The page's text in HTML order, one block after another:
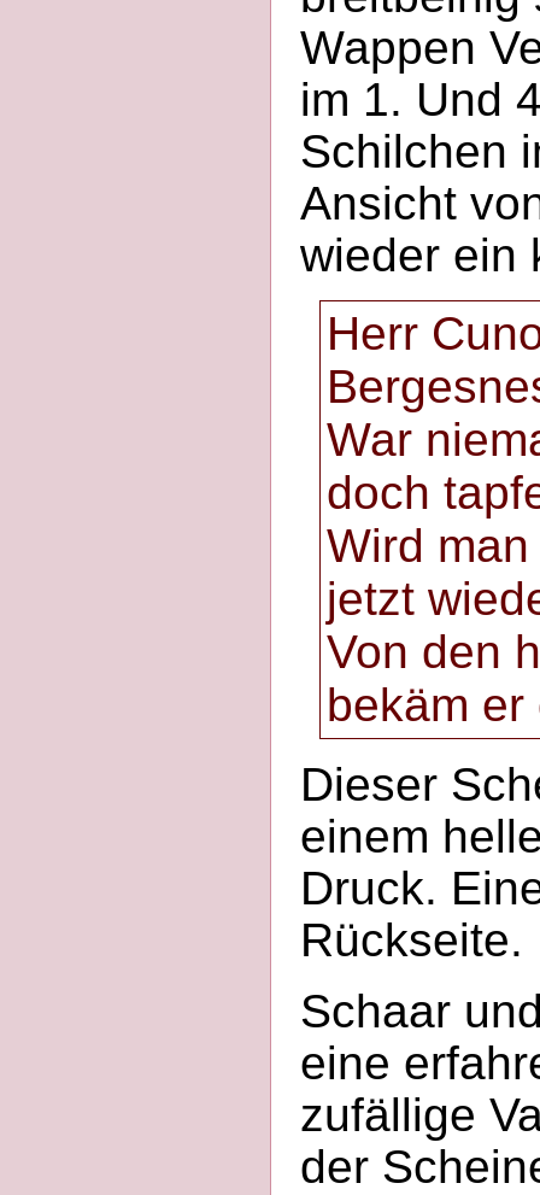
Wappen
im 1. Und
Schilchen
Ansicht
wieder ein
Herr
War
doch
Wird
jetzt
Von den
bekäm
Dieser
einem
Druck.
Rückseite.
Schaar
eine
zufällige
der